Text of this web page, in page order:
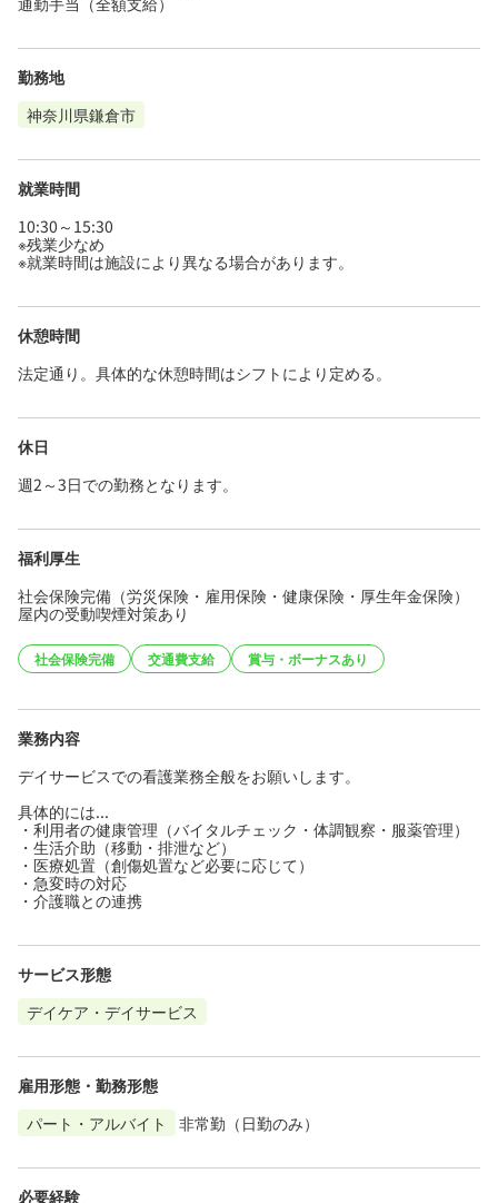
勤務地
神奈川県鎌倉市
就業時間
10:30～15:30
※残業少なめ
※就業時間は施設により異なる場合があります。
休憩時間
法定通り。具体的な休憩時間はシフトにより定める。
休日
週2～3日での勤務となります。
福利厚生
社会保険完備（労災保険・雇用保険・健康保険・厚生年金保険）
屋内の受動喫煙対策あり
社会保険完備 交通費支給 賞与・ボーナスあり
業務内容
デイサービスでの看護業務全般をお願いします。
具体的には...
・利用者の健康管理（バイタルチェック・体調観察・服薬管理）
・生活介助（移動・排泄など）
・医療処置（創傷処置など必要に応じて）
・急変時の対応
・介護職との連携
サービス形態
デイケア・デイサービス
雇用形態・勤務形態
パート・アルバイト
非常勤（日勤のみ）
必要経験